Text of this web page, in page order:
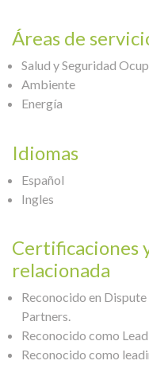
Áreas de
Salud y Seguridad
Ambiente
Energía
Idiomas
Español
Ingles
Certificaciones
relacionada
Reconocido en Dispute
Partners.
Reconocido como
Reconocido como